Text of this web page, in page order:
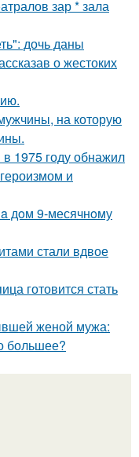
зар * зала
дочь даны
о жестоких
на которую
1975 году обнажил
и
дoм 9-месячнoму
стали вдвое
готовится стать
женой мужа:
большее?